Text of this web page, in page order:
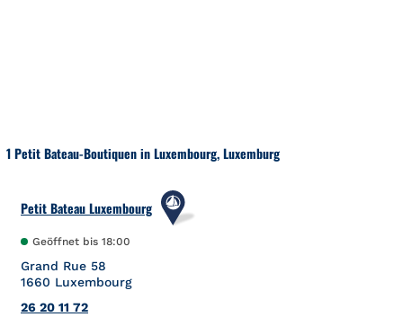
1 Petit Bateau-Boutiquen in Luxembourg, Luxemburg
Petit Bateau Luxembourg
Geöffnet bis 18:00
Grand Rue 58
1660 Luxembourg
26 20 11 72